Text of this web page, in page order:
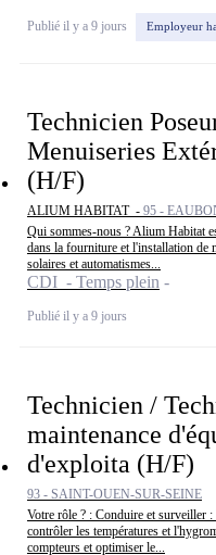
Publié il y a 9 jours Employeur
Technicien
Menuiseries
(H/F)
ALIUM HABITAT - 95 -
Qui sommes-nous ? Alium Habitat
dans la fourniture et l'installation de
solaires et automatismes...
CDI - Temps plein
Publié il y a 9 jours
Technicien /
maintenance
d'exploita (H/F)
93 - SAINT-OUEN-SUR-SEINE
Votre rôle ? : Conduire et surveiller
contrôler les températures et
compteurs et optimiser le...